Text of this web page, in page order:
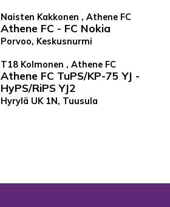
Naisten Kakkonen , Athene FC
Athene FC - FC Nokia
Porvoo, Keskusnurmi
T18 Kolmonen , Athene FC
Athene FC TuPS/KP-75 YJ -
HyPS/RiPS YJ2
Hyrylä UK 1N, Tuusula